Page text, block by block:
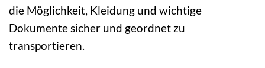
die Möglichkeit, Kleidung und wichtige
Dokumente sicher und geordnet zu
transportieren.